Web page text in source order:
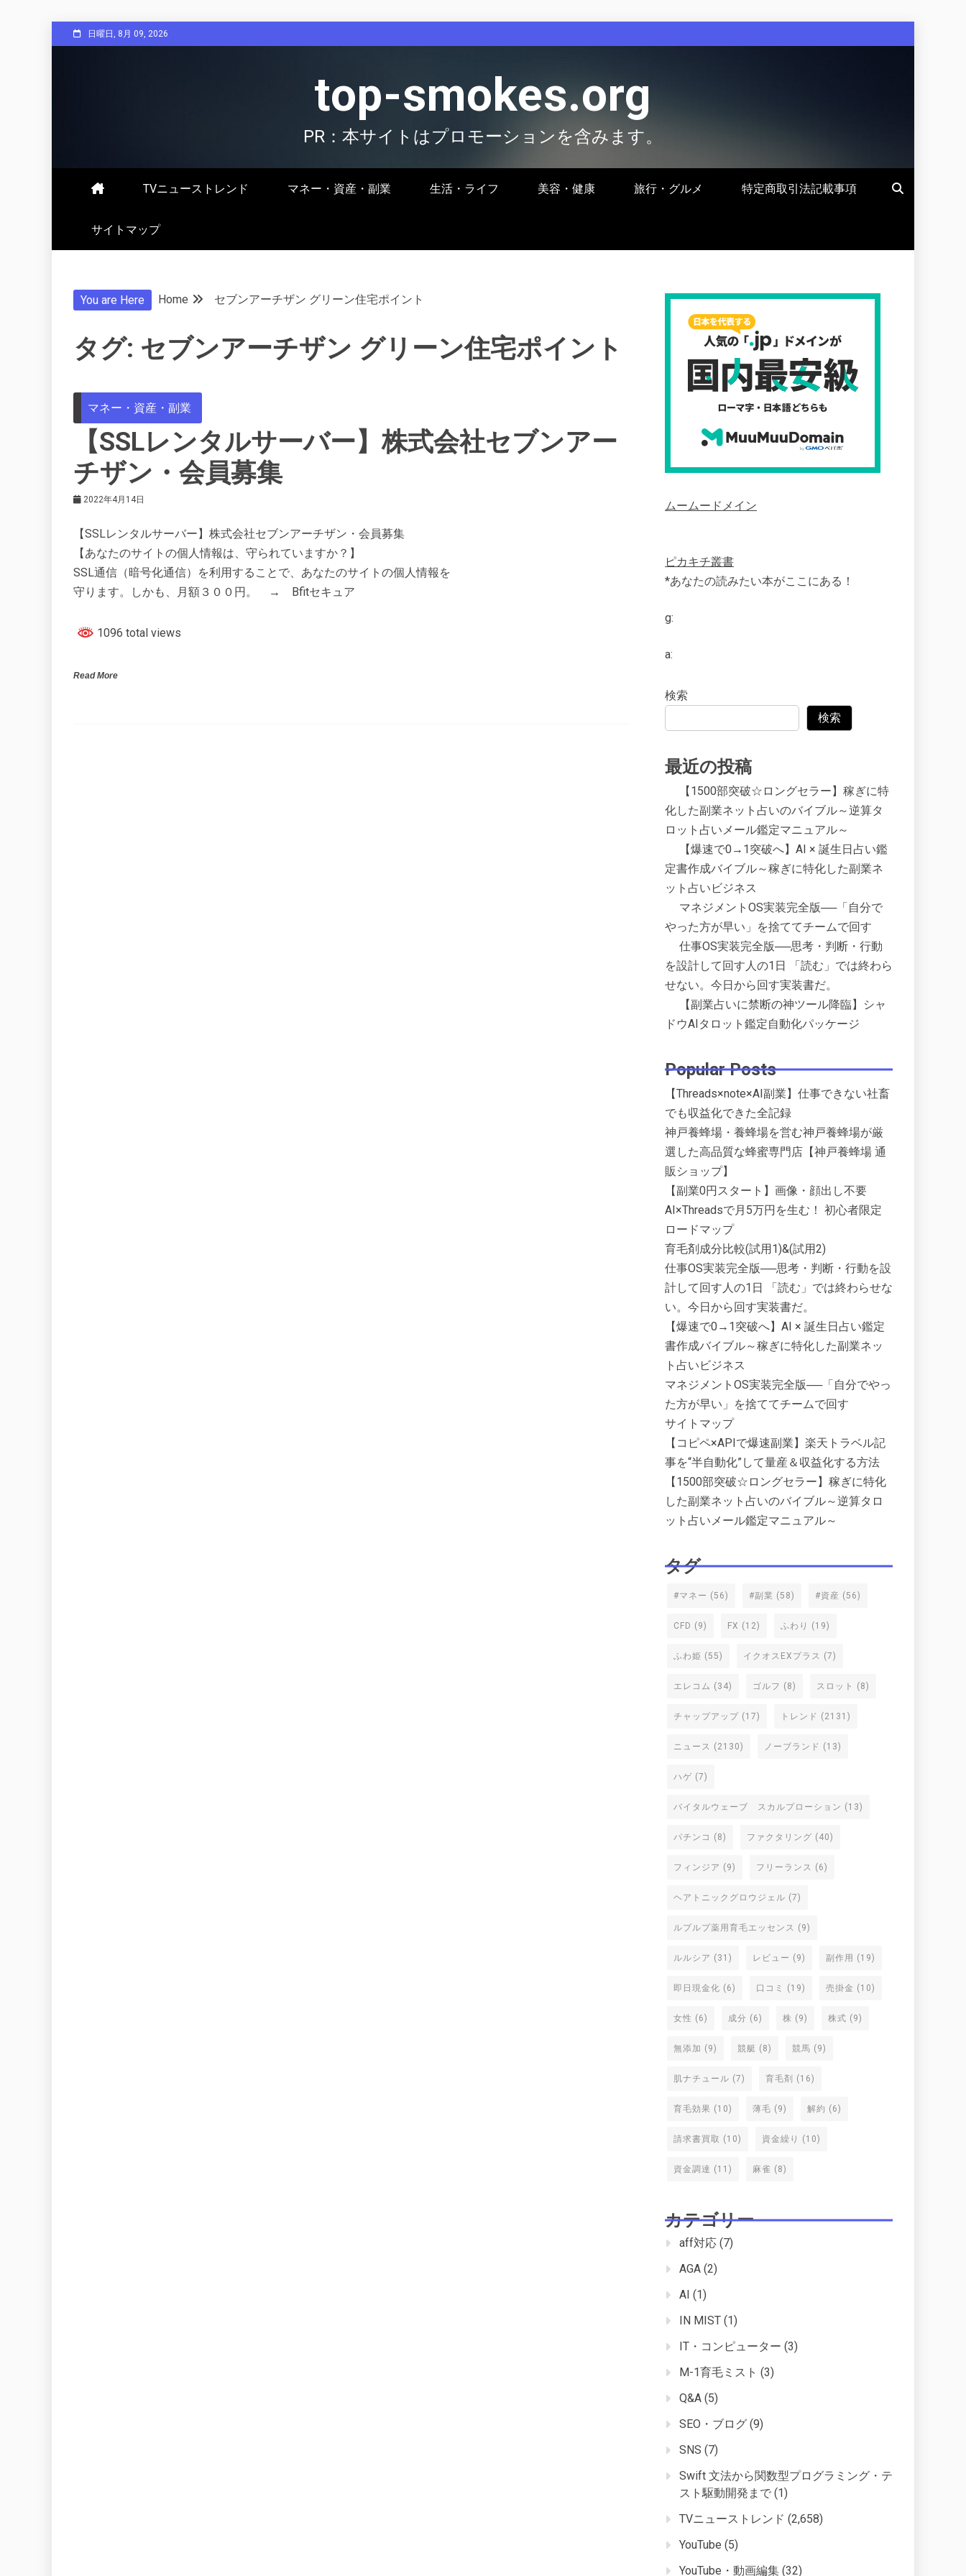
to
日曜日, 8月 09, 2026
top-smokes.org
PR：本サイトはプロモーションを含みます。
TVニューストレンド マネー・資産・副業 生活・ライフ 美容・健康 旅行・グルメ 特定商取引法記載事項
サイトマップ
You are Here Home セブンアーチザン グリーン住宅ポイント
タグ: セブンアーチザン グリーン住宅ポイント
マネー・資産・副業
【SSLレンタルサーバー】株式会社セブンアー
チザン・会員募集
2022年4月14日
【SSLレンタルサーバー】株式会社セブンアーチザン・会員募集
【あなたのサイトの個人情報は、守られていますか？】
SSL通信（暗号化通信）を利用することで、あなたのサイトの個人情報を
守ります。しかも、月額３００円。 → Bfitセキュア
1096 total views
Read More
ムームードメイン
ピカキチ叢書
*あなたの読みたい本がここにある！
g:
a:
検索
検索
最近の投稿
【1500部突破☆ロングセラー】稼ぎに特
化した副業ネット占いのバイブル～逆算タ
ロット占いメール鑑定マニュアル～
【爆速で0→1突破へ】AI × 誕生日占い鑑
定書作成バイブル～稼ぎに特化した副業ネ
ット占いビジネス
マネジメントOS実装完全版──「自分で
やった方が早い」を捨ててチームで回す
仕事OS実装完全版──思考・判断・行動
を設計して回す人の1日 「読む」では終わら
せない。今日から回す実装書だ。
【副業占いに禁断の神ツール降臨】シャ
ドウAIタロット鑑定自動化パッケージ
Popular Posts
【Threads×note×AI副業】仕事できない社畜
でも収益化できた全記録
神戸養蜂場・養蜂場を営む神戸養蜂場が厳
選した高品質な蜂蜜専門店【神戸養蜂場 通
販ショップ】
【副業0円スタート】画像・顔出し不要
AI×Threadsで月5万円を生む！ 初心者限定
ロードマップ
育毛剤成分比較(試用1)&(試用2)
仕事OS実装完全版──思考・判断・行動を設
計して回す人の1日 「読む」では終わらせな
い。今日から回す実装書だ。
【爆速で0→1突破へ】AI × 誕生日占い鑑定
書作成バイブル～稼ぎに特化した副業ネッ
ト占いビジネス
マネジメントOS実装完全版──「自分でやっ
た方が早い」を捨ててチームで回す
サイトマップ
【コピペ×APIで爆速副業】楽天トラベル記
事を“半自動化”して量産＆収益化する方法
【1500部突破☆ロングセラー】稼ぎに特化
した副業ネット占いのバイブル～逆算タロ
ット占いメール鑑定マニュアル～
タグ
#マネー (56) #副業 (58) #資産 (56)
CFD (9) FX (12) ふわり (19)
ふわ姫 (55) イクオスEXプラス (7)
エレコム (34) ゴルフ (8) スロット (8)
チャップアップ (17) トレンド (2131)
ニュース (2130) ノーブランド (13)
ハゲ (7)
バイタルウェーブ スカルプローション (13)
パチンコ (8) ファクタリング (40)
フィンジア (9) フリーランス (6)
ヘアトニックグロウジェル (7)
ルプルプ薬用育毛エッセンス (9)
ルルシア (31) レビュー (9) 副作用 (19)
即日現金化 (6) 口コミ (19) 売掛金 (10)
女性 (6) 成分 (6) 株 (9) 株式 (9)
無添加 (9) 競艇 (8) 競馬 (9)
肌ナチュール (7) 育毛剤 (16)
育毛効果 (10) 薄毛 (9) 解約 (6)
請求書買取 (10) 資金繰り (10)
資金調達 (11) 麻雀 (8)
カテゴリー
aff対応 (7)
AGA (2)
AI (1)
IN MIST (1)
IT・コンピューター (3)
M-1育毛ミスト (3)
Q&A (5)
SEO・ブログ (9)
SNS (7)
Swift 文法から関数型プログラミング・テ
スト駆動開発まで (1)
TVニューストレンド (2,658)
YouTube (5)
YouTube・動画編集 (32)